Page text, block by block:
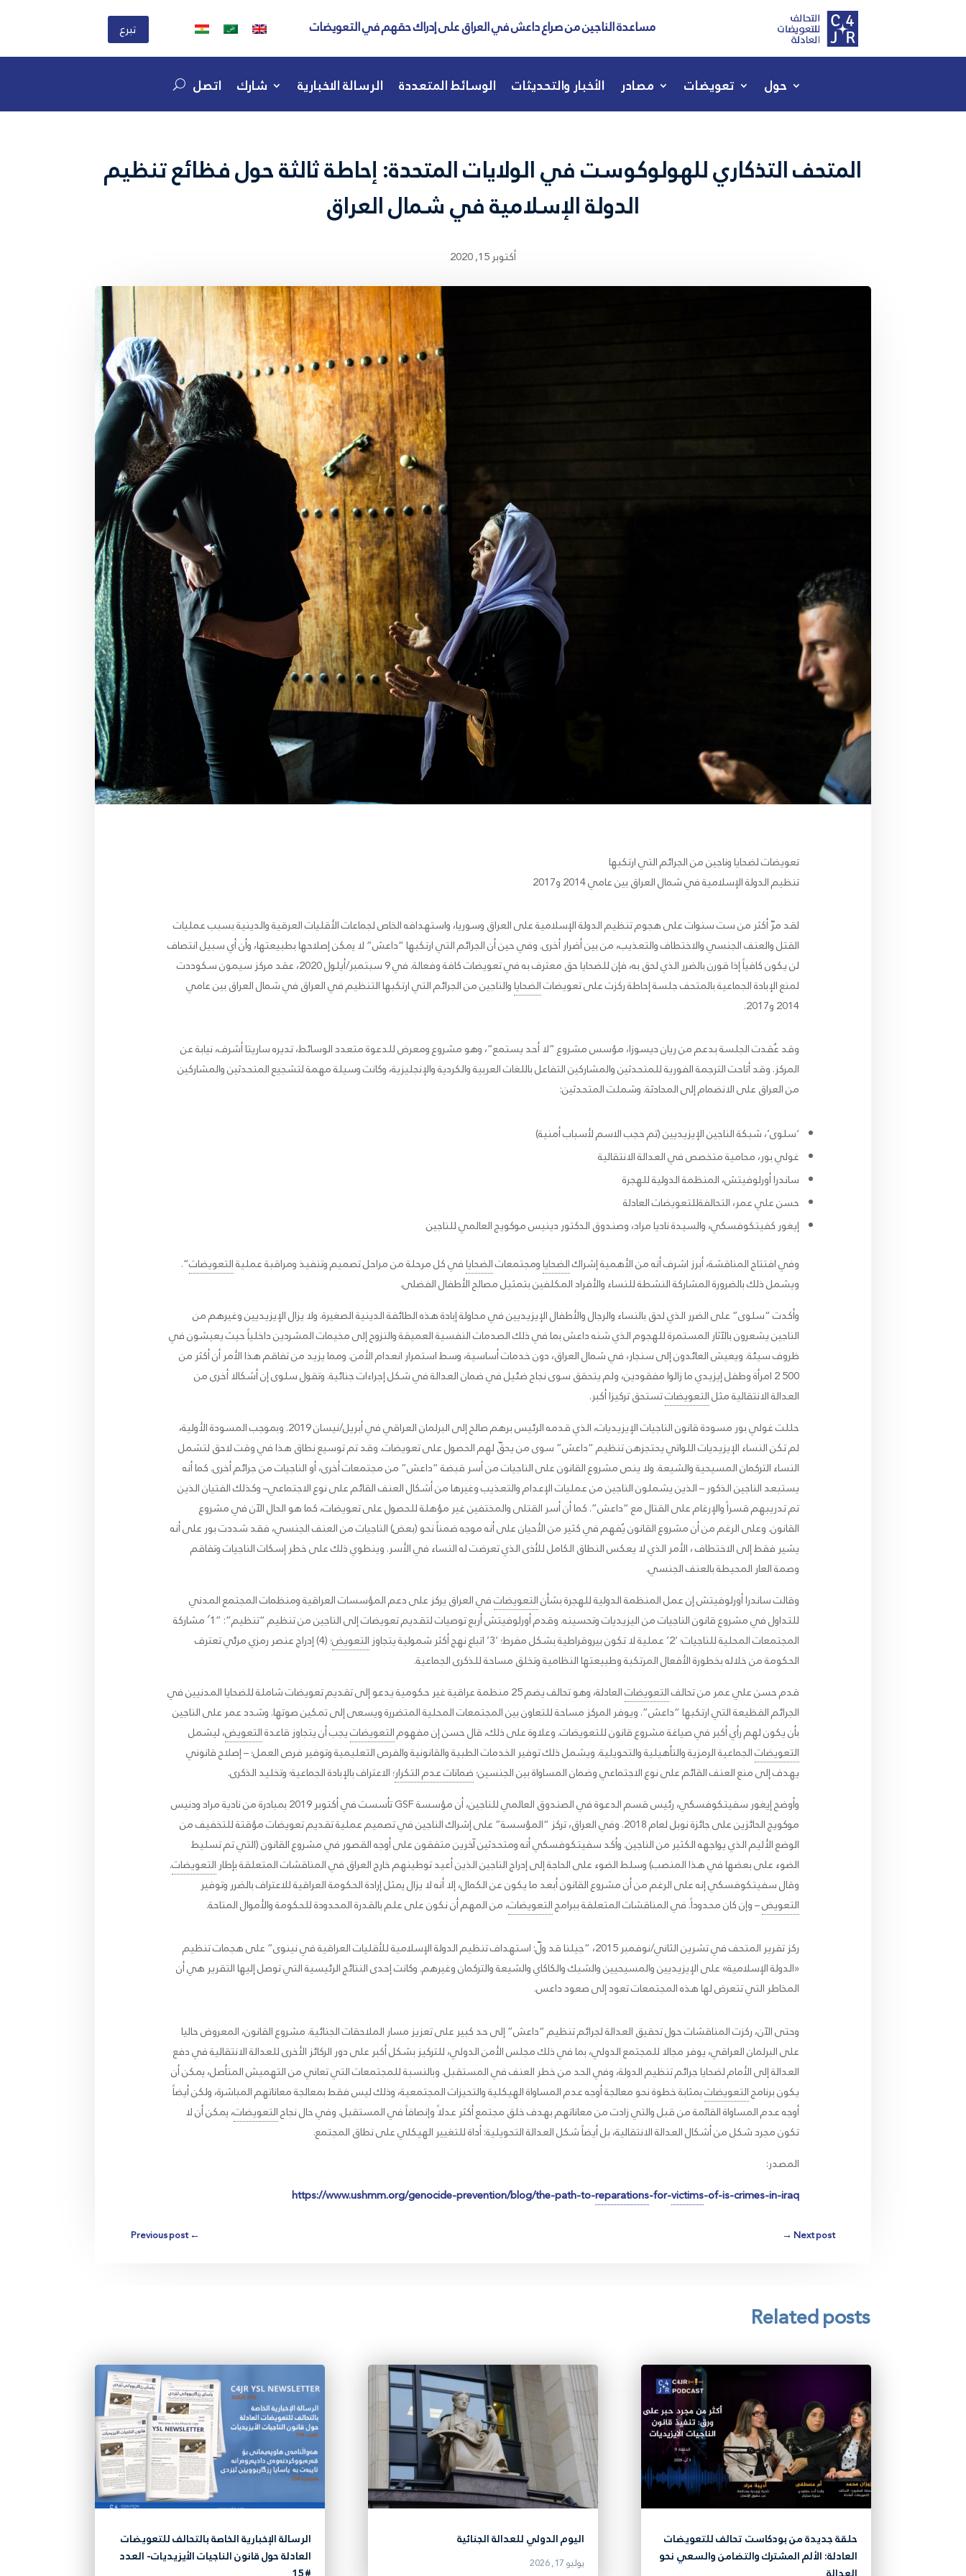
تبرع مساعدة الناجين من صراع داعش في العراق على إدراك حقهم في التعويضات
حول تعويضات مصادر الأخبار والتحديثات الوسائط المتعددة الرسالة الاخبارية شارك اتصل
المتحف التذكاري للهولوكوست في الولايات المتحدة: إحاطة ثالثة حول فظائع تنظيم
الدولة الإسلامية في شمال العراق
أكتوبر 15, 2020
تعويضات لضحايا وناجين من الجرائم التي ارتكبها
تنظيم الدولة الإسلامية في شمال العراق بين عامي 2014 و2017
لقد مرّ أكثر من ست سنوات على هجوم تنظيم الدولة الإسلامية على العراق وسوريا، واستهدافه الخاص لجماعات الأقليات العرقية والدينية بسبب عمليات
القتل والعنف الجنسي والاختطاف والتعذيب، من بين أضرار أخرى. وفي حين أن الجرائم التي ارتكبها “داعش” لا يمكن إصلاحها بطبيعتها، وأن أي سبيل انتصاف
لن يكون كافياً إذا قورن بالضرر الذي لحق به، فإن للضحايا حق معترف به في تعويضات كافة وفعالة. في 9 سبتمبر/أيلول 2020، عقد مركز سيمون سكوددت
لمنع الإبادة الجماعية بالمتحف جلسة إحاطة ركزت على تعويضاتالضحاياوالناجين من الجرائم التي ارتكبها التنظيم في العراق في شمال العراق بين عامي
2014 و2017.
وقد عُقدت الجلسة بدعم من ريان ديسوزا، مؤسس مشروع “لا أحد يستمع”، وهو مشروع ومعرض للدعوة متعدد الوسائط، تديره ساريتا أشرف، نيابة عن
المركز. وقد أتاحت الترجمة الفورية للمتحدثين والمشاركين التفاعل باللغات العربية والكردية والإنجليزية، وكانت وسيلة مهمة لتشجيع المتحدثين والمشاركين
من العراق على الانضمام إلى المحادثة. وشملت المتحدثين:
‘سلوى’، شبكة الناجين الإيزيديين (تم حجب الاسم لأسباب أمنية)
غولي بور، محامية متخصص في العدالة الانتقالية
ساندرا أورلوفيتش، المنظمة الدولية للهجرة
حسن علي عمر، التحالفةللتعويضات العادلة
إيغور كفيتكوفسكي، والسيدة ناديا مراد، وصندوق الدكتور دينيس موكويج العالمي للناجين
وفي افتتاح المناقشة، أبرز اشرف أنه من الأهمية إشراكالضحاياومجتمعاتالضحايافي كل مرحلة من مراحل تصميم وتنفيذ ومراقبة عمليةالتعويضات“.
ويشمل ذلك بالضرورة المشاركة النشطة للنساء والأفراد المكلفين بتمثيل مصالح الأطفال الفضلى.
وأكدت “سلوى” على الضرر الذي لحق بالنساء والرجال والأطفال الإيزيديين في محاولة إبادة هذه الطائفة الدينية الصغيرة. ولا يزال الإيزيديين وغيرهم من
الناجين يشعرون بالآثار المستمرة للهجوم الذي شنه داعش بما في ذلك الصدمات النفسية العميقة والنزوح إلى مخيمات المشردين داخلياً حيث يعيشون في
ظروف سيئة. ويعيش العائدون إلى سنجار، في شمال العراق، دون خدمات أساسية، وسط استمرار انعدام الأمن. ومما يزيد من تفاقم هذا الأمر أن أكثر من
500 2 امرأة وطفل إيزيدي ما زالوا مفقودين، ولم يتحقق سوى نجاح ضئيل في ضمان العدالة في شكل إجراءات جنائية. وتقول سلوى إن أشكالا أخرى من
العدالة الانتقالية مثلالتعويضاتتستحق تركيزا أكبر.
حللت غولي بور مسودة قانون الناجيات الإيزيديات، الذي قدمه الرئيس برهم صالح إلى البرلمان العراقي في أبريل/نيسان 2019. وبموجب المسودة الأولية،
لم تكن النساء الإيزيديات اللواتي يحتجزهن تنظيم “داعش” سوى من يحقّ لهم الحصول على تعويضات. وقد تم توسيع نطاق هذا في وقت لاحق لتشمل
النساء التركمان المسيحية والشيعة. ولا ينص مشروع القانون على الناجيات من أسر قبضة “داعش” من مجتمعات أخرى، أو الناجيات من جرائم أخرى. كما أنه
يستبعد الناجين الذكور – الذين يشملون الناجين من عمليات الإعدام والتعذيب وغيرها من أشكال العنف القائم على نوع الاجتماعي– وكذلك الفتيان الذين
تم تدريبهم قسراً والإرغام على القتال مع “داعش”. كما أن أسر القتلى والمختفين غير مؤهلة للحصول على تعويضات، كما هو الحال الآن في مشروع
القانون. وعلى الرغم من أن مشروع القانون يُفهم في كثير من الأحيان على أنه موجه ضمناً نحو (بعض) الناجيات من العنف الجنسي، فقد شددت بور على أنه
يشير فقط إلى الاختطاف ، الأمر الذي لا يعكس النطاق الكامل للأذى الذي تعرضت له النساء في الأسر. وينطوي ذلك على خطر إسكات الناجيات وتفاقم
وصمة العار المحيطة بالعنف الجنسي.
وقالت ساندرا أورلوفيتش إن عمل المنظمة الدولية للهجرة بشأنالتعويضاتفي العراق يركز على دعم المؤسسات العراقية ومنظمات المجتمع المدني
للتداول في مشروع قانون الناجيات من اليزيديات وتحسينه. وقدم أورلوفيتش أربع توصيات لتقديم تعويضات إلى الناجين من تنظيم “تنظيم”: ”1′ مشاركة
المجتمعات المحلية للناجيات؛ ‘2’ عملية لا تكون بيروقراطية بشكل مفرط؛ ‘3’ اتباع نهج أكثر شمولية يتجاوز
التعويض
؛ (4) إدراج عنصر رمزي مرئي تعترف
الحكومة من خلاله بخطورة الأفعال المرتكبة وطبيعتها النظامية وتخلق مساحة للذكرى الجماعية.
قدم حسن علي عمر من تحالفالتعويضات
العادلة، وهو تحالف يضم 25 منظمة عراقية غير حكومية يدعو إلى تقديم تعويضات شاملة للضحايا المدنيين في
الجرائم الفظيعة التي ارتكبها “داعش”. ويوفر المركز مساحة للتعاون بين المجتمعات المحلية المتضررة ويسعى إلى تمكين صوتها. وشدد عمر على الناجين
بأن يكون لهم رأي أكبر في صياغة مشروع قانون للتعويضات. وعلاوة على ذلك، قال حسن إن مفهومالتعويضاتيجب أن يتجاوز قاعدةالتعويض، ليشمل
التعويضاتالجماعية الرمزية والتأهيلية والتحويلية. ويشمل ذلك توفير الخدمات الطبية والقانونية والفرص التعليمية وتوفير فرص العمل؛ – إصلاح قانوني
يهدف إلى منع العنف القائم على نوع الاجتماعي وضمان المساواة بين الجنسين؛ضمانات عدم التكرار؛ الاعتراف بالإبادة الجماعية؛ وتخليد الذكرى.
وأوضح إيغور سفيتكوفسكي، رئيس قسم الدعوة في الصندوق العالمي للناجين، أن مؤسسة GSF تأسست في أكتوبر 2019 بمبادرة من نادية مراد ودنيس
موكويج الحائزين على جائزة نوبل لعام 2018. وفي العراق، تركز “المؤسسة” على إشراك الناجين في تصميم عملية تقديم تعويضات مؤقتة للتخفيف من
الوضع الأليم الذي يواجهه الكثير من الناجين. وأكد سفيتكوفسكي أنه ومتحدثين آخرين متفقون على أوجه القصور في مشروع القانون (التي تم تسليط
الضوء على بعضها في هذا المنصب) وسلط الضوء على الحاجة إلى إدراج الناجين الذين أعيد توطينهم خارج العراق في المناقشات المتعلقة بإطار التعويضات.
وقال سفيتكوفسكي إنه على الرغم من أن مشروع القانون أبعد ما يكون عن الكمال، إلا أنه لا يزال يمثل إرادة الحكومة العراقية للاعتراف بالضرر وتوفير
التعويض– وإن كان محدوداً. في المناقشات المتعلقة ببرامجالتعويضات، من المهم أن نكون على علم بالقدرة المحدودة للحكومة والأموال المتاحة.
ركز تقرير المتحف في تشرين الثاني/نوفمبر 2015، “جيلنا قد ولّ: استهداف تنظيم الدولة الإسلامية للأقليات العراقية في نينوى” على هجمات تنظيم
«الدولة الإسلامية» على الإيزيديين والمسيحيين والشبك والكاكاي والشيعة والتركمان وغيرهم. وكانت إحدى النتائج الرئيسية التي توصل إليها التقرير هي أن
المخاطر التي تتعرض لها هذه المجتمعات تعود إلى صعود داعس.
وحتى الآن، ركزت المناقشات حول تحقيق العدالة لجرائم تنظيم “داعش” إلى حد كبير على تعزيز مسار الملاحقات الجنائية. مشروع القانون، المعروض حاليا
على البرلمان العراقي، يوفر مجالا للمجتمع الدولي، بما في ذلك مجلس الأمن الدولي، للتركيز بشكل أكبر على دور الركائز الأخرى للعدالة الانتقالية في دفع
العدالة إلى الأمام لضحايا جرائم تنظيم الدولة، وفي الحد من خطر العنف في المستقبل. وبالنسبة للمجتمعات التي تعاني من التهميش المتأصل، يمكن أن
يكون برنامجالتعويضاتبمثابة خطوة نحو معالجة أوجه عدم المساواة الهيكلية والتحيزات المجتمعية، وذلك ليس فقط بمعالجة معاناتهم المباشرة، ولكن أيضاً
أوجه عدم المساواة القائمة من قبل والتي زادت من معاناتهم بهدف خلق مجتمع أكثر عدلاً وإنصافاً في المستقبل. وفي حال نجاحالتعويضات، يمكن أن لا
تكون مجرد شكل من أشكال العدالة الانتقالية، بل أيضاً شكل العدالة التحويلية: أداة للتغيير الهيكلي على نطاق المجتمع.
المصدر:
https://www.ushmm.org/genocide-prevention/blog/the-path-to-reparations-for-victims-of-is-crimes-in-iraq
←
Previous post Next post
→
Related posts
حلقة جديدة من بودكاست تحالف للتعويضات
العادلة: الألم المشترك والتضامن والسعي نحو
اليوم الدولي للعدالة الجنائية
يوليو 17, 2026
الرسالة الإخبارية الخاصة بالتحالف للتعويضات
العادلة حول قانون الناجيات الأيزيديات- العدد